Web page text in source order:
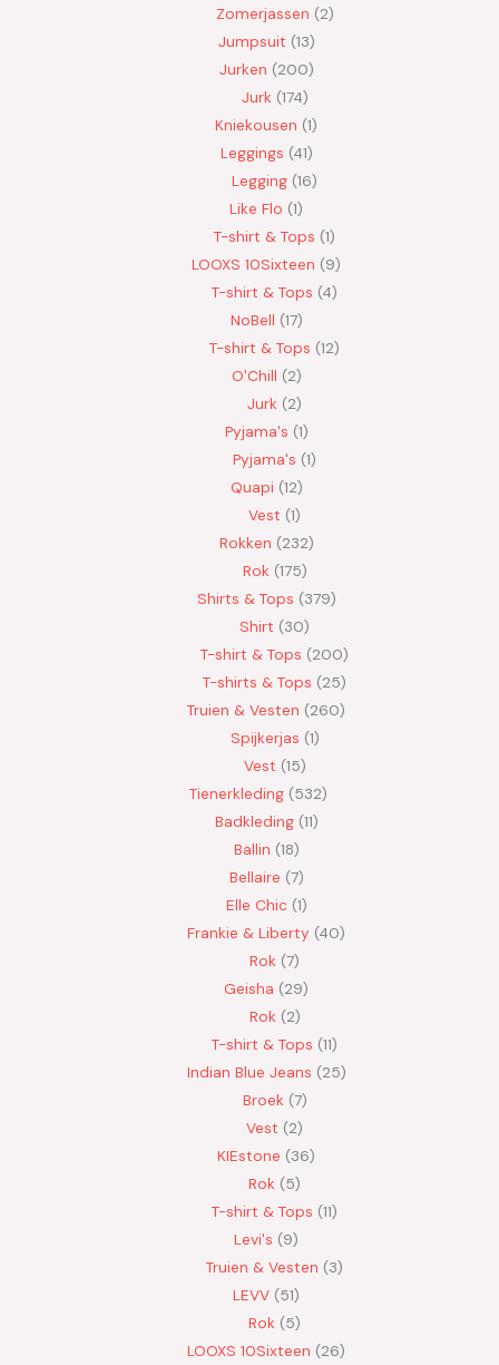
Zomerjassen 2
Jumpsuit 13
Jurken 200
Jurk 174
Kniekousen 1
Leggings 41
Legging 16
Like Flo 1
T-shirt & Tops 1
LOOXS 10Sixteen
9
T-shirt & Tops 4
NoBell 17
T-shirt & Tops 12
O'Chill 2
Jurk 2
Pyjama's 1
Pyjama's 1
Quapi 12
Vest 1
Rokken 232
Rok 175
Shirts & Tops 379
Shirt
30
T-shirt & Tops
200
T-shirts & Tops
25
Truien & Vesten
260
Spijkerjas 1
Vest 15
Tienerkleding 532
Badkleding 11
Ballin 18
Bellaire 7
Elle Chic 1
Frankie & Liberty 40
Rok 7
Geisha
29
Rok 2
T-shirt & Tops 11
Indian Blue Jeans 25
Broek 7
Vest
2
KIEstone
36
Rok 5
T-shirt & Tops 11
Levi's
9
Truien & Vesten
3
LEVV 51
Rok 5
LOOXS 10Sixteen
26